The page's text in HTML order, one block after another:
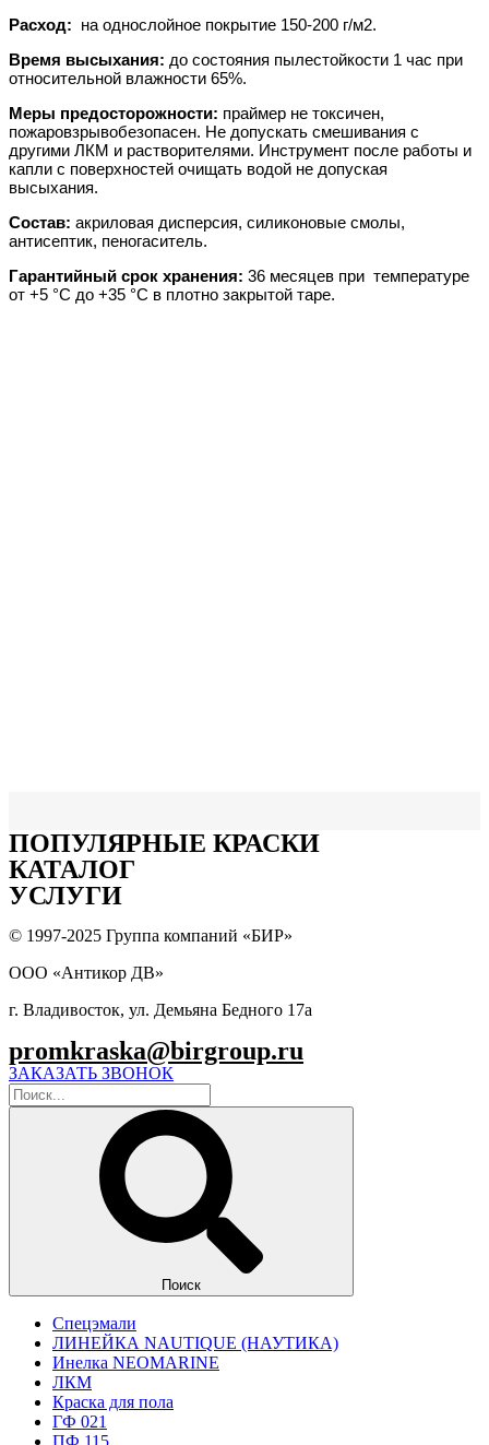
Расход: на однослойное покрытие 150-200 г/м2.
Время высыхания: до состояния пылестойкости 1 час при
относительной влажности 65%.
Меры предосторожности: праймер не токсичен,
пожаровзрывобезопасен. Не допускать смешивания с
другими ЛКМ и растворителями. Инструмент после работы и
капли с поверхностей очищать водой не допуская
высыхания.
Состав: акриловая дисперсия, силиконовые смолы,
антисептик, пеногаситель.
Гарантийный срок хранения: 36 месяцев при температуре
от +5 °С до +35 °С в плотно закрытой таре.
ПОПУЛЯPНЫЕ КРАСКИ
КАТАЛОГ
УСЛУГИ
© 1997-2025 Группа компаний «БИР»
ООО «Антикор ДВ»
г. Владивосток, ул. Демьяна Бедного 17а
promkraska@birgroup.ru
ЗАКАЗАТЬ ЗВОНОК
Поиск
Спецэмали
ЛИНЕЙКА NAUTIQUE (НАУТИКА)
Инелка NEOMARINE
ЛКМ
Краска для пола
ГФ 021
ПФ 115